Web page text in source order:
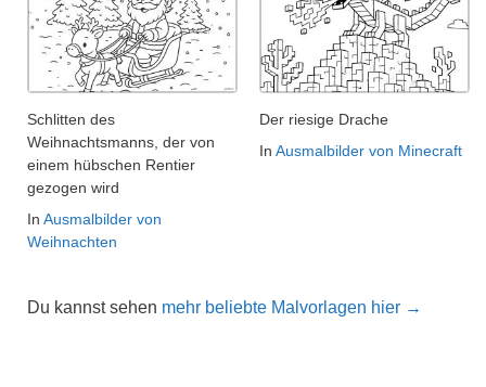
Schlitten des
Weihnachtsmanns, der von
einem hübschen Rentier
gezogen wird
In Ausmalbilder von
Weihnachten
Der riesige Drache
In Ausmalbilder von Minecraft
Du kannst sehen mehr beliebte Malvorlagen hier →